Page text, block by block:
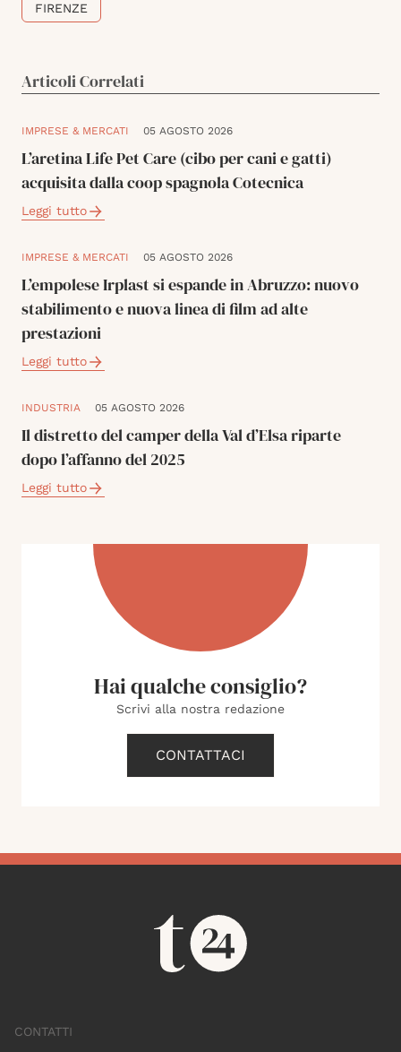
FIRENZE
Articoli Correlati
IMPRESE & MERCATI 05 AGOSTO 2026
L’aretina Life Pet Care (cibo per cani e gatti)
acquisita dalla coop spagnola Cotecnica
Leggi tutto
IMPRESE & MERCATI 05 AGOSTO 2026
L’empolese Irplast si espande in Abruzzo: nuovo
stabilimento e nuova linea di film ad alte
prestazioni
Leggi tutto
INDUSTRIA 05 AGOSTO 2026
Il distretto del camper della Val d’Elsa riparte
dopo l’affanno del 2025
Leggi tutto
Hai qualche consiglio?
Scrivi alla nostra redazione
CONTATTACI
CONTATTI